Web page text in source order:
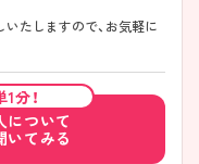
たしますので、お気軽に
分！
について
いてみる